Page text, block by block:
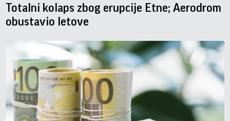
Totalni kolaps zbog erupcije Etne; Aerodrom
obustavio letove